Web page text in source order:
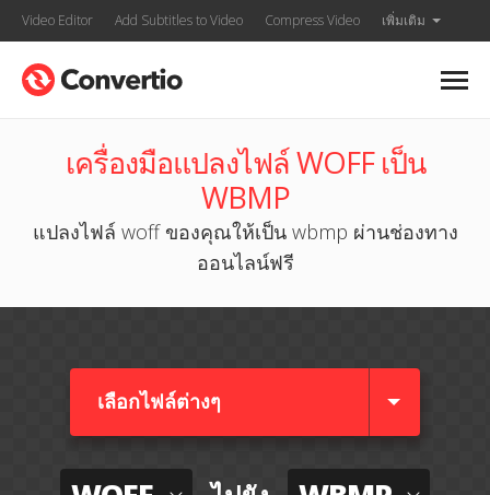
Video Editor Add Subtitles to Video Compress Video เพิ่มเติม
เครื่องมือแปลงไฟล์ WOFF เป็น
WBMP
แปลงไฟล์ woff ของคุณให้เป็น wbmp ผ่านช่องทาง
ออนไลน์ฟรี
เลือกไฟล์ต่างๆ​